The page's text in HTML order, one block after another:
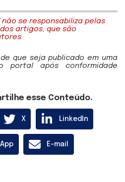
não se responsabiliza pelas
artigos, que são
que seja publicado em uma
portal após conformidade
esse Conteúdo.
X LinkedIn
E-mail